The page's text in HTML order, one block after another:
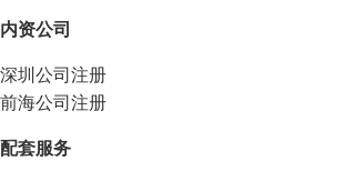
内资公司
深圳公司注册
前海公司注册
配套服务